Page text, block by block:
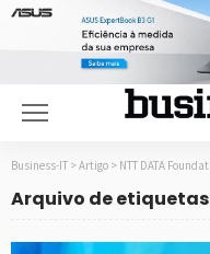
Business-IT > Artigo > NTT DATA
Arquivo de